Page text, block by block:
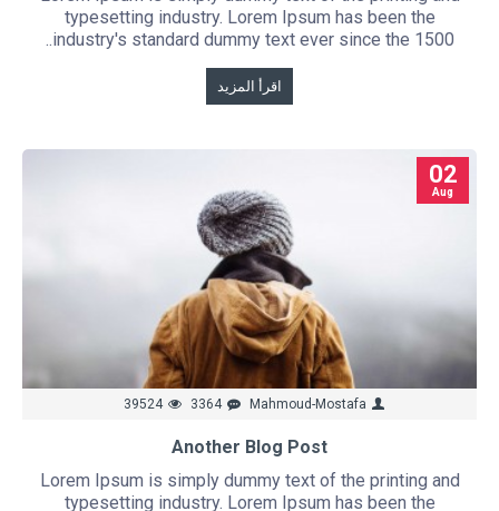
typesetting industry. Lorem Ipsum has been the
industry's standard dummy text ever since the 1500..
اقرأ المزيد
02
Aug
Mahmoud-Mostafa
3364
39524
Another Blog Post
Lorem Ipsum is simply dummy text of the printing and
typesetting industry. Lorem Ipsum has been the